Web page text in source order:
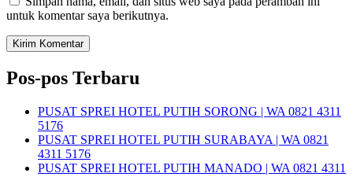
untuk komentar saya berikutnya.
Pos-pos Terbaru
PUSAT SPREI HOTEL PUTIH SORONG | WA 0821 4311
5176
PUSAT SPREI HOTEL PUTIH SURABAYA | WA 0821
4311 5176
PUSAT SPREI HOTEL PUTIH MANADO | WA 0821 4311